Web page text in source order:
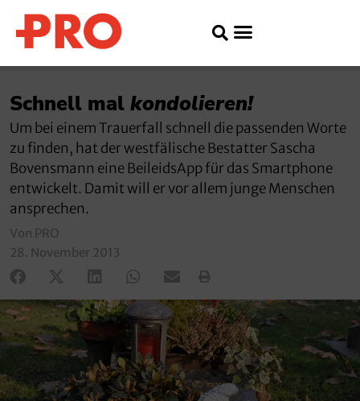
Schnell mal kondolieren!
Um bei einem Trauerfall schnell die passenden Worte
zu finden, hat der westfälische Bestatter Sascha
Bovensmann eine BeileidsApp für das Smartphone
entwickelt. Damit will er vor allem junge Menschen
ansprechen.
Von PRO
28. November 2013